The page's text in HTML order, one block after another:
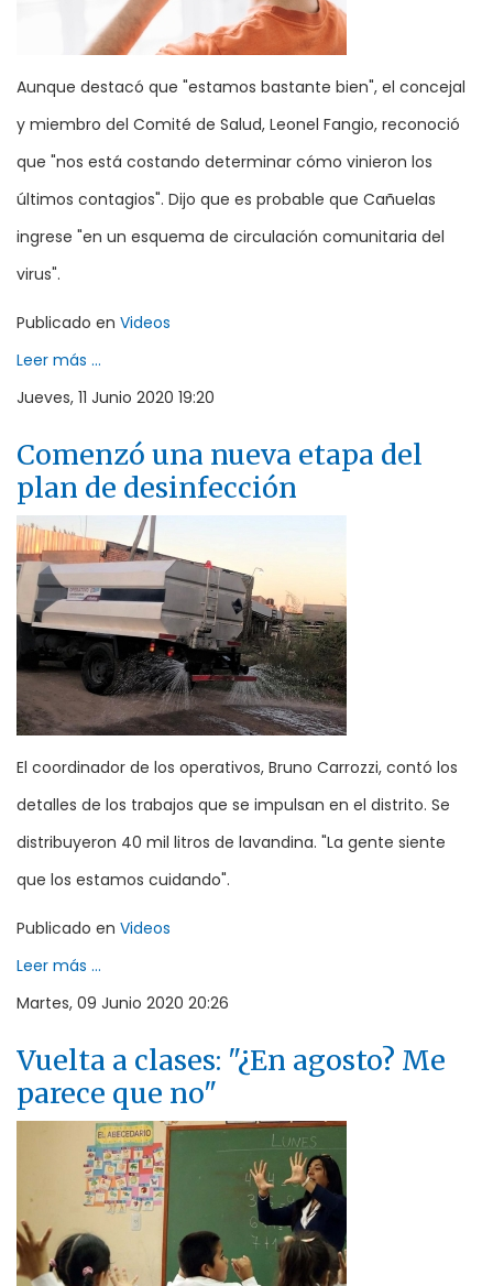
Aunque destacó que "estamos bastante bien", el concejal
y miembro del Comité de Salud, Leonel Fangio, reconoció
que "nos está costando determinar cómo vinieron los
últimos contagios". Dijo que es probable que Cañuelas
ingrese "en un esquema de circulación comunitaria del
virus".
Publicado en Videos
Leer más ...
Jueves, 11 Junio 2020 19:20
Comenzó una nueva etapa del
plan de desinfección
El coordinador de los operativos, Bruno Carrozzi, contó los
detalles de los trabajos que se impulsan en el distrito. Se
distribuyeron 40 mil litros de lavandina. "La gente siente
que los estamos cuidando".
Publicado en Videos
Leer más ...
Martes, 09 Junio 2020 20:26
Vuelta a clases: "¿En agosto? Me
parece que no"